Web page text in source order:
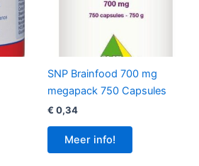
SNP Brainfood 700 mg
megapack 750 Capsules
€ 0,34
Meer info!